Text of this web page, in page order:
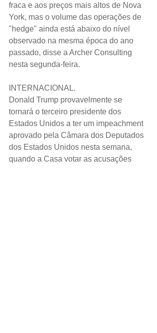
fraca e aos preços mais altos de Nova
York, mas o volume das operações de
"hedge" ainda está abaixo do nível
observado na mesma época do ano
passado, disse a Archer Consulting
nesta segunda-feira.
INTERNACIONAL.
Donald Trump provavelmente se
tornará o terceiro presidente dos
Estados Unidos a ter um impeachment
aprovado pela Câmara dos Deputados
dos Estados Unidos nesta semana,
quando a Casa votar as acusações